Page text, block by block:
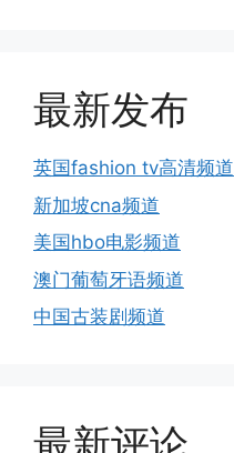
最新发布
英国fashion tv高清频道
新加坡cna频道
美国hbo电影频道
澳门葡萄牙语频道
中国古装剧频道
最新评论